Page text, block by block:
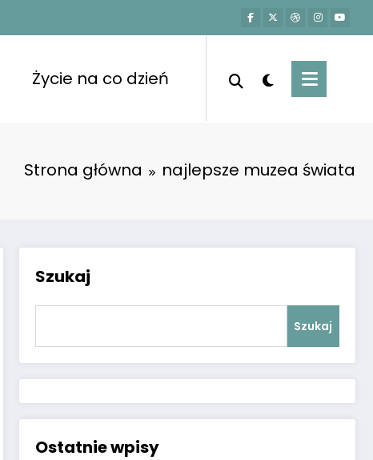
Życie na co dzień
Strona główna najlepsze muzea świata
Szukaj
Szukaj
Ostatnie wpisy